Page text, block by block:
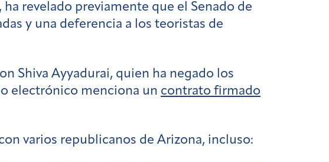
revelado previamente que el Senado de
y una deferencia a los teoristas de
Shiva Ayyadurai, quien ha negado los
electrónico menciona un contrato firmado
varios republicanos de Arizona, incluso: